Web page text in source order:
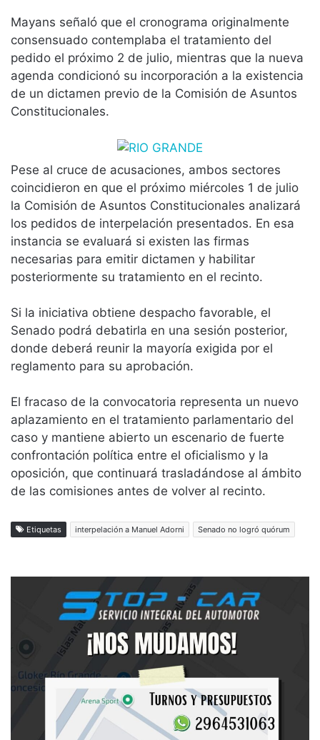
Mayans señaló que el cronograma originalmente
consensuado contemplaba el tratamiento del
pedido el próximo 2 de julio, mientras que la nueva
agenda condicionó su incorporación a la existencia
de un dictamen previo de la Comisión de Asuntos
Constitucionales.
Pese al cruce de acusaciones, ambos sectores
coincidieron en que el próximo miércoles 1 de julio
la Comisión de Asuntos Constitucionales analizará
los pedidos de interpelación presentados. En esa
instancia se evaluará si existen las firmas
necesarias para emitir dictamen y habilitar
posteriormente su tratamiento en el recinto.
Si la iniciativa obtiene despacho favorable, el
Senado podrá debatirla en una sesión posterior,
donde deberá reunir la mayoría exigida por el
reglamento para su aprobación.
El fracaso de la convocatoria representa un nuevo
aplazamiento en el tratamiento parlamentario del
caso y mantiene abierto un escenario de fuerte
confrontación política entre el oficialismo y la
oposición, que continuará trasladándose al ámbito
de las comisiones antes de volver al recinto.
Etiquetas interpelación a Manuel Adorni Senado no logró quórum